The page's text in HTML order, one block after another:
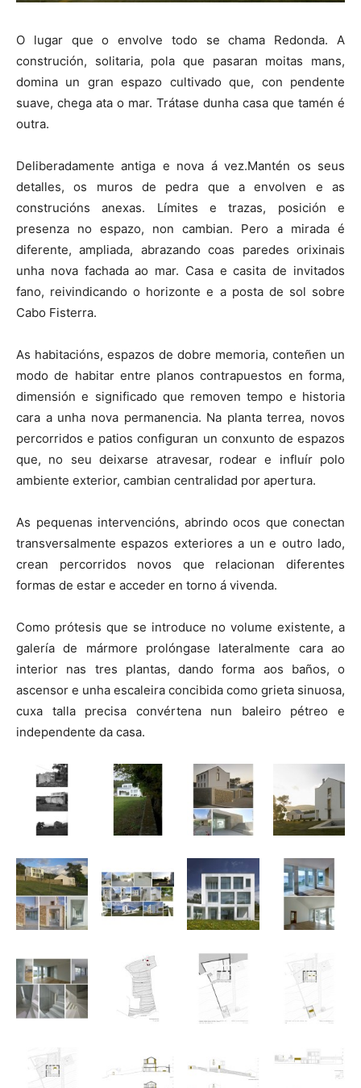
O lugar que o envolve todo se chama Redonda. A
construción, solitaria, pola que pasaran moitas mans,
domina un gran espazo cultivado que, con pendente
suave, chega ata o mar. Trátase dunha casa que tamén é
outra.
Deliberadamente antiga e nova á vez.Mantén os seus
detalles, os muros de pedra que a envolven e as
construcións anexas. Límites e trazas, posición e
presenza no espazo, non cambian. Pero a mirada é
diferente, ampliada, abrazando coas paredes orixinais
unha nova fachada ao mar. Casa e casita de invitados
fano, reivindicando o horizonte e a posta de sol sobre
Cabo Fisterra.
As habitacións, espazos de dobre memoria, conteñen un
modo de habitar entre planos contrapuestos en forma,
dimensión e significado que removen tempo e historia
cara a unha nova permanencia. Na planta terrea, novos
percorridos e patios configuran un conxunto de espazos
que, no seu deixarse atravesar, rodear e influír polo
ambiente exterior, cambian centralidad por apertura.
As pequenas intervencións, abrindo ocos que conectan
transversalmente espazos exteriores a un e outro lado,
crean percorridos novos que relacionan diferentes
formas de estar e acceder en torno á vivenda.
Como prótesis que se introduce no volume existente, a
galería de mármore prolóngase lateralmente cara ao
interior nas tres plantas, dando forma aos baños, o
ascensor e unha escaleira concibida como grieta sinuosa,
cuxa talla precisa convértena nun baleiro pétreo e
independente da casa.